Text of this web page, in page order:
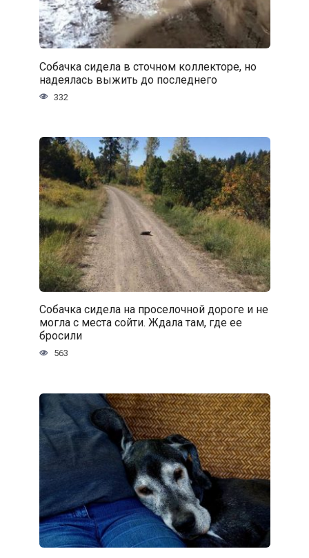
Собачка сидела в сточном коллекторе, но
надеялась выжить до последнего
332
Собачка сидела на проселочной дороге и не
могла с места сойти. Ждала там, где ее
бросили
563